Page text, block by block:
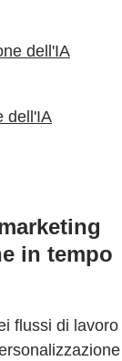
dell'IA
dell'IA
in tempo
flussi di lavoro